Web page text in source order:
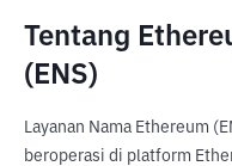
Tentang
(ENS)
Layanan Nama Ethereum
beroperasi di platform